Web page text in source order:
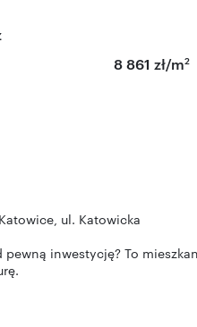
8 861 zł/m2
ul. Katowicka
inwestycję? To